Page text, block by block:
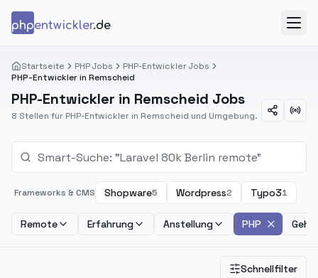
phpentwickler.de
Startseite PHP Jobs
PHP-Entwickler Jobs
PHP-Entwickler in Remscheid
PHP-Entwickler in Remscheid Jobs
8 Stellen für PHP-Entwickler in Remscheid und Umgebung.
Frameworks & CMS Shopware5 Wordpress2 Typo31
Remote Erfahrung Anstellung PHP
Schnellfilter